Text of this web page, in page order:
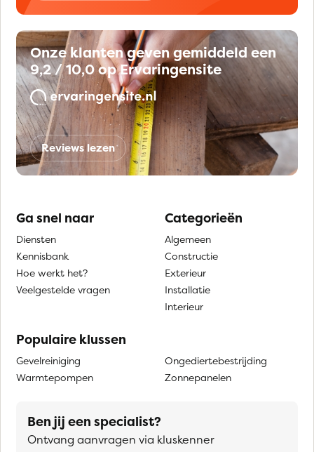
Onze klanten geven gemiddeld een
9,2 / 10,0 op Ervaringensite
Reviews lezen
Ga snel naar
Diensten
Kennisbank
Hoe werkt het?
Veelgestelde vragen
Categorieën
Algemeen
Constructie
Exterieur
Installatie
Interieur
Populaire klussen
Gevelreiniging
Warmtepompen
Ongediertebestrijding
Zonnepanelen
Ben jij een specialist?
Ontvang aanvragen via kluskenner